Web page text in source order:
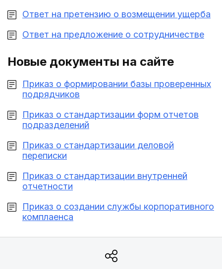
Ответ на претензию о возмещении ущерба
Ответ на предложение о сотрудничестве
Новые документы на сайте
Приказ о формировании базы проверенных
подрядчиков
Приказ о стандартизации форм отчетов
подразделений
Приказ о стандартизации деловой
переписки
Приказ о стандартизации внутренней
отчетности
Приказ о создании службы корпоративного
комплаенса